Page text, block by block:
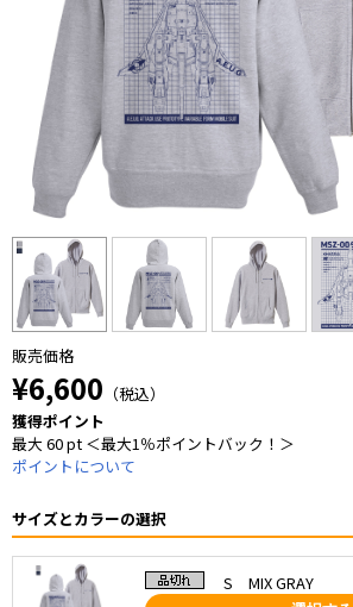
販売価格
¥6,600 （税込）
獲得ポイント
最大 60 pt ＜最大1％ポイントバック！＞
ポイントについて
サイズとカラーの選択
S MIX GRAY